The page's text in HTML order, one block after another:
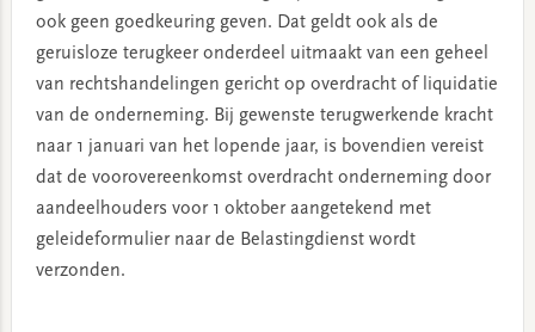
ook geen goedkeuring geven. Dat geldt ook als de
geruisloze terugkeer onderdeel uitmaakt van een geheel
van rechtshandelingen gericht op overdracht of liquidatie
van de onderneming. Bij gewenste terugwerkende kracht
naar 1 januari van het lopende jaar, is bovendien vereist
dat de voorovereenkomst overdracht onderneming door
aandeelhouders voor 1 oktober aangetekend met
geleideformulier naar de Belastingdienst wordt
verzonden.